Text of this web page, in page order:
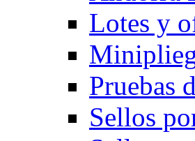
Lotes y
Pruebas
Sellos